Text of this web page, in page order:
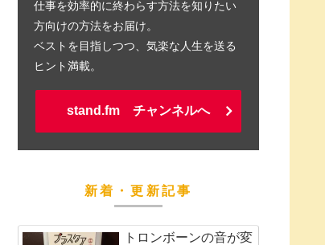
仕事を効率的に終わらす方法を知りたい
方向けの方法をお届け。
ベストを目指しつつ、気楽な人生を送る
ヒント満載。
stand.fm チャンネルへ
新着・更新記事
トロンボーンの音が変